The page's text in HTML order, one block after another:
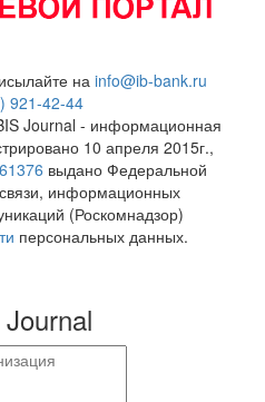
на info@ib-bank.ru
921-42-44
Journal - информационная
10 апреля 2015г.,
выдано Федеральной
информационных
(Роскомнадзор)
персональных данных.